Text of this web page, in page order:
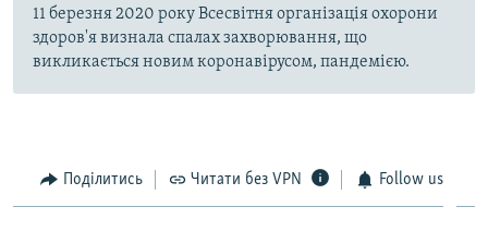
11 березня 2020 року Всесвітня організація охорони
здоров'я визнала спалах захворювання, що
викликається новим коронавірусом, пандемією.
Поділитись Читати без VPN Follow us